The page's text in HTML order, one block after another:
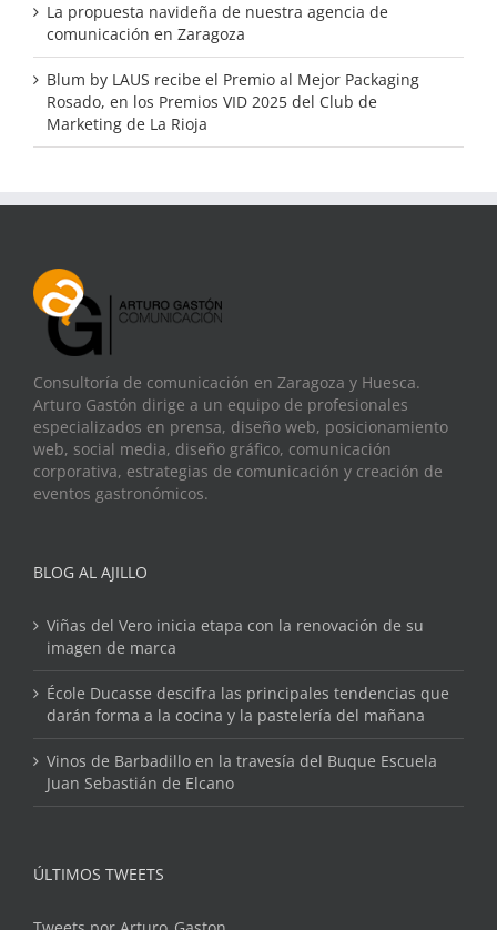
La propuesta navideña de nuestra agencia de
comunicación en Zaragoza
Blum by LAUS recibe el Premio al Mejor Packaging
Rosado, en los Premios VID 2025 del Club de
Marketing de La Rioja
Consultoría de comunicación en Zaragoza y Huesca.
Arturo Gastón dirige a un equipo de profesionales
especializados en prensa, diseño web, posicionamiento
web, social media, diseño gráfico, comunicación
corporativa, estrategias de comunicación y creación de
eventos gastronómicos.
BLOG AL AJILLO
Viñas del Vero inicia etapa con la renovación de su
imagen de marca
École Ducasse descifra las principales tendencias que
darán forma a la cocina y la pastelería del mañana
Vinos de Barbadillo en la travesía del Buque Escuela
Juan Sebastián de Elcano
ÚLTIMOS TWEETS